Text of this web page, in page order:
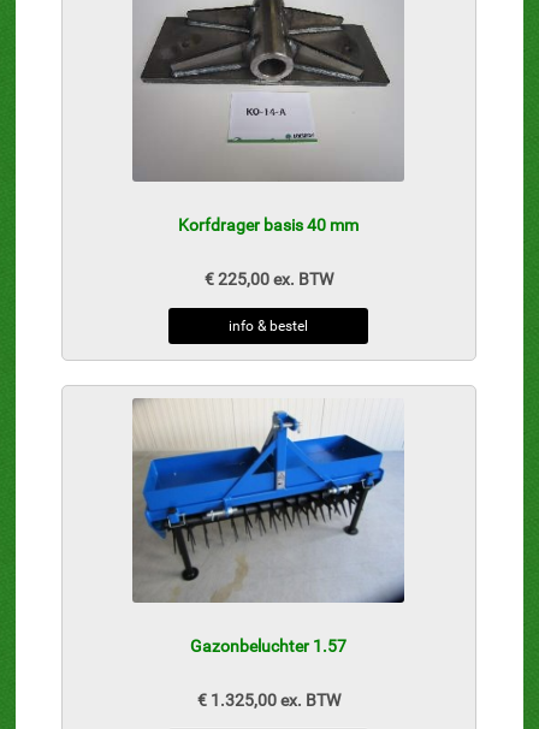
Korfdrager basis 40 mm
€ 225,00 ex. BTW
info & bestel
Gazonbeluchter 1.57
€ 1.325,00 ex. BTW